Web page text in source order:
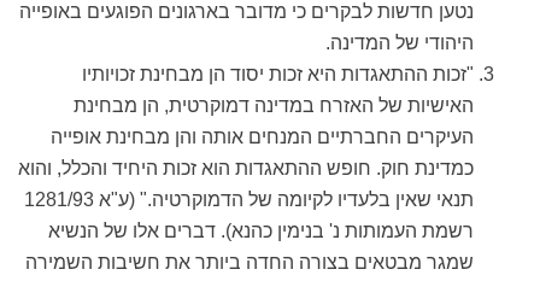
נטען חדשות לבקרים כי מדובר בארגונים הפוגעים באופייה
היהודי של המדינה.
"זכות ההתאגדות היא זכות יסוד הן מבחינת זכויותיו
האישיות של האזרח במדינה דמוקרטית, הן מבחינת
העיקרים החברתיים המנחים אותה והן מבחינת אופייה
כמדינת חוק. חופש ההתאגדות הוא זכות היחיד והכלל, והוא
תנאי שאין בלעדיו לקיומה של הדמוקרטיה." (ע"א 1281/93
רשמת העמותות נ' בנימין כהנא). דברים אלו של הנשיא
שמגר מבטאים בצורה החדה ביותר את חשיבות השמירה